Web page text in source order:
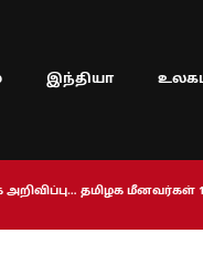
இந்தியா
தமிழக மீனவர்கள்